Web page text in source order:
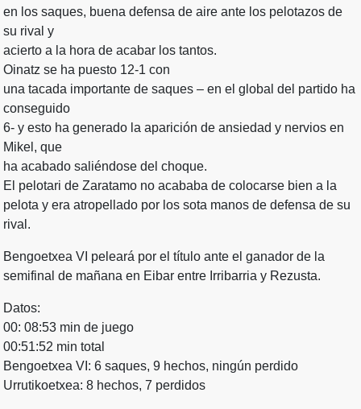
en los saques, buena defensa de aire ante los pelotazos de
su rival y
acierto a la hora de acabar los tantos.
Oinatz se ha puesto 12-1 con
una tacada importante de saques – en el global del partido ha
conseguido
6- y esto ha generado la aparición de ansiedad y nervios en
Mikel, que
ha acabado saliéndose del choque.
El pelotari de Zaratamo no acababa de colocarse bien a la
pelota y era atropellado por los sota manos de defensa de su
rival.
Bengoetxea VI peleará por el título ante el ganador de la
semifinal de mañana en Eibar entre Irribarria y Rezusta.
Datos:
00: 08:53 min de juego
00:51:52 min total
Bengoetxea VI: 6 saques, 9 hechos, ningún perdido
Urrutikoetxea: 8 hechos, 7 perdidos